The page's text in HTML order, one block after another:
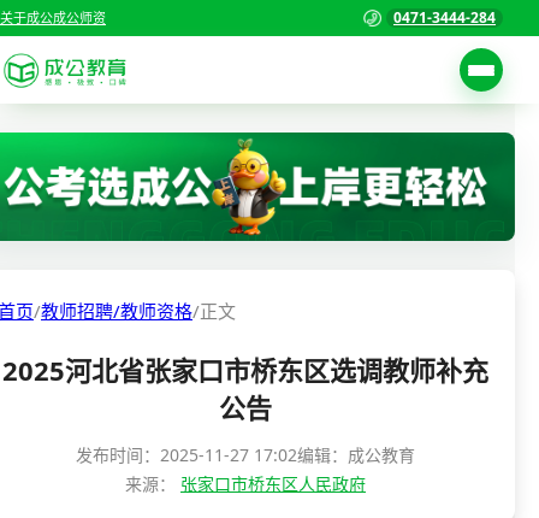
关于成公成公师资 0471-3444-284
考试公告
职位表
准考证打印
成绩查询
首页
国家公务员考试
三支一扶考试
警察/辅警考试
页/教师招聘/教师资格/正文
2025河北省张家口市桥东区选调教师补充
公告
发布时间： 2025-11-27 17:02编辑：成公教育
来源： 张家口市桥东区人民政府